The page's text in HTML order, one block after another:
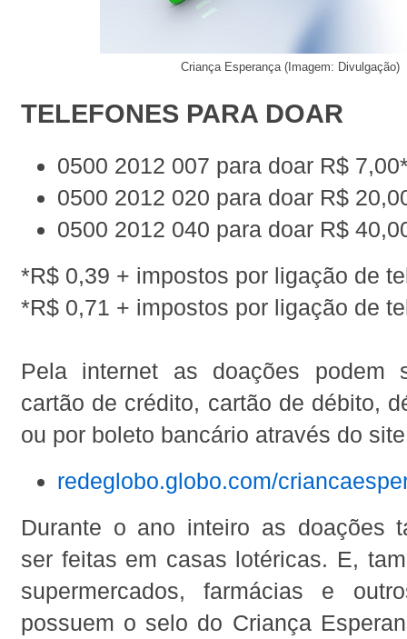
Criança Esperança (Imagem: Divulgação)
TELEFONES PARA DOAR
0500 2012 007 para doar R$
0500 2012 020 para doar R$
0500 2012 040 para doar R$
*R$ 0,39 + impostos por ligação de
*R$ 0,71 + impostos por ligação de
Pela internet as doações podem
cartão de crédito, cartão de débito,
ou por boleto bancário através do
redeglobo.globo.com/
Durante o ano inteiro as doações
ser feitas em casas lotéricas. E,
supermercados, farmácias e
possuem o selo do Criança